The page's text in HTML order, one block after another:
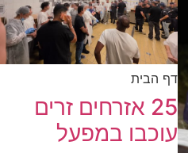
דף הבית
25 אזרחים זרים
עוכבו במפעל